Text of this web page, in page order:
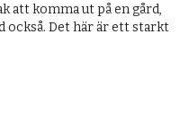
att komma ut på en gård,
också. Det här är ett starkt